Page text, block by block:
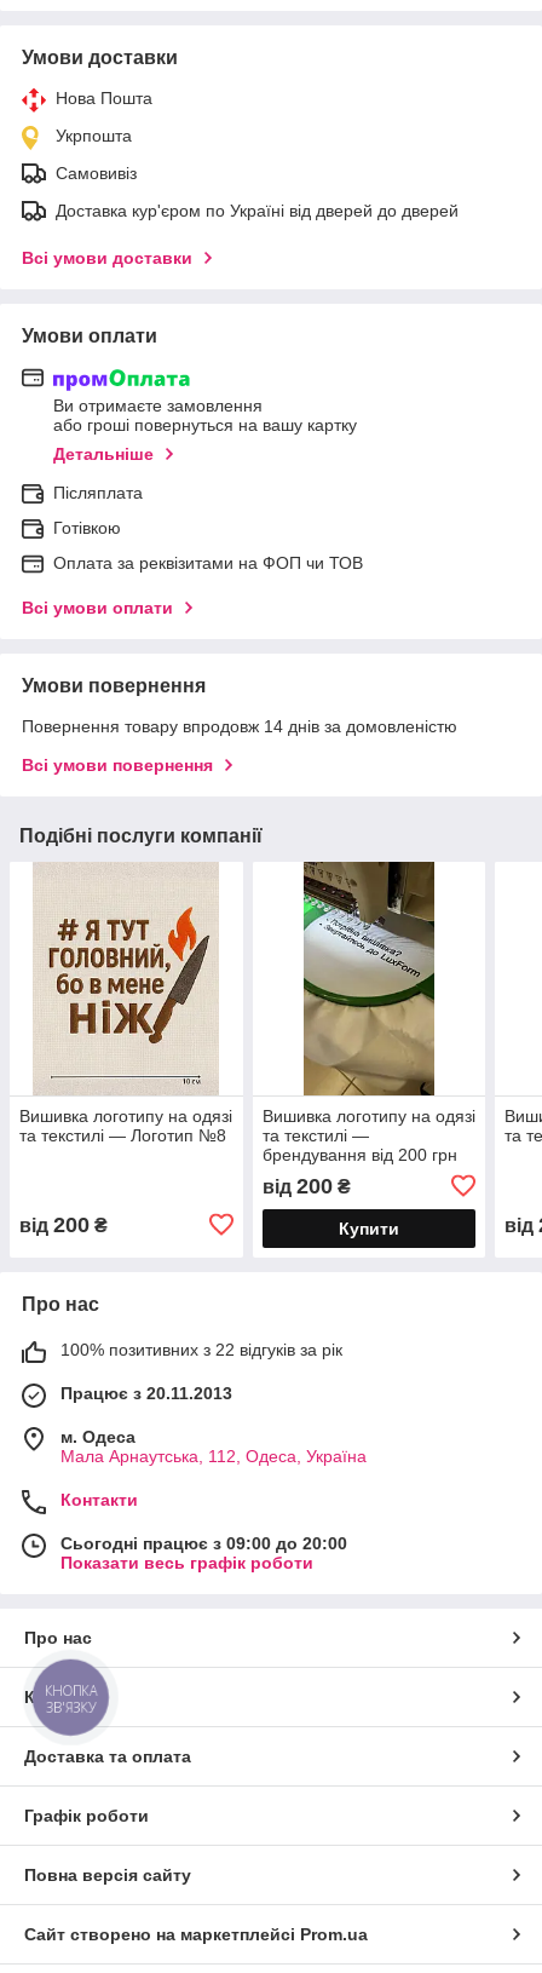
Умови доставки
Нова Пошта
Укрпошта
Самовивіз
Доставка кур'єром по Україні від дверей до дверей
Всі умови доставки
Умови оплати
Ви отримаєте замовлення
або гроші повернуться на вашу картку
Детальніше
Післяплата
Готівкою
Оплата за реквізитами на ФОП чи ТОВ
Всі умови оплати
Умови повернення
Повернення товару впродовж 14 днів за домовленістю
Всі умови повернення
Подібні послуги компанії
Вишивка логотипу на одязі
та текстилі — Логотип №8
від 200 ₴
Вишивка логотипу на одязі
та текстилі —
брендування від 200 грн
від 200₴
Купити
та
від
Про нас
100% позитивних з 22 відгуків за рік
Працює з 20.11.2013
м. Одеса
Мала Арнаутська, 112, Одеса, Україна
Контакти
Сьогодні працює з 09:00 до 20:00
Показати весь графік роботи
Про нас
Контакти
Доставка та оплата
Графік роботи
Повна версія сайту
Сайт створено на маркетплейсі Prom.ua
КНОПКА
ЗВ'ЯЗКУ